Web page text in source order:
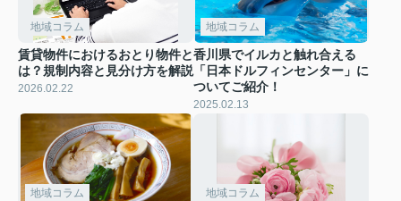
地域コラム
賃貸物件におけるおとり物件と
は？規制内容と見分け方を解説
2026.02.22
地域コラム
香川県でイルカと触れ合える
「日本ドルフィンセンター」に
ついてご紹介！
2025.02.13
地域コラム 地域コラム